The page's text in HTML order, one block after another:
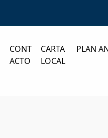
CONT
ACTO
CARTA
LOCAL
PLAN